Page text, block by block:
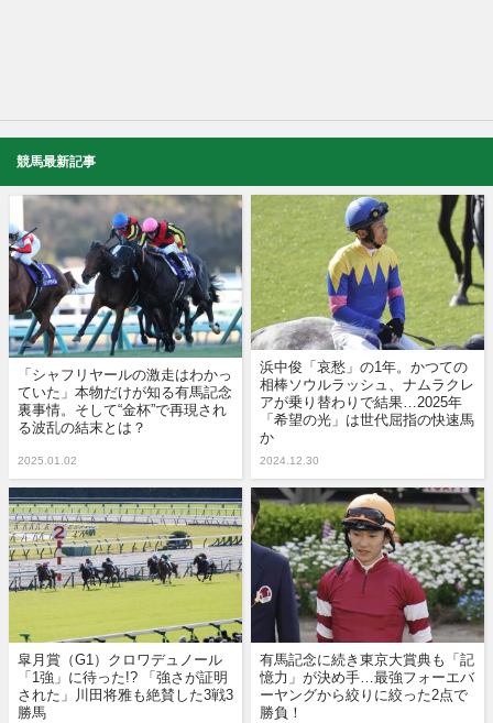
競馬最新記事
「シャフリヤールの激走はわかっ
ていた」本物だけが知る有馬記念
裏事情。そして“金杯”で再現され
る波乱の結末とは？
2025.01.02
浜中俊「哀愁」の1年。かつての
相棒ソウルラッシュ、ナムラクレ
アが乗り替わりで結果…2025年
「希望の光」は世代屈指の快速馬
か
2024.12.30
皐月賞（G1）クロワデュノール
「1強」に待った!? 「強さが証明
された」川田将雅も絶賛した3戦3
勝馬
有馬記念に続き東京大賞典も「記
憶力」が決め手…最強フォーエバ
ーヤングから絞りに絞った2点で
勝負！